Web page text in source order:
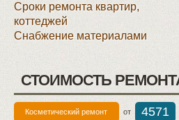
Сроки ремонта квартир,
коттеджей
Снабжение материалами
СТОИМОСТЬ
Косметический ремонт от 4571